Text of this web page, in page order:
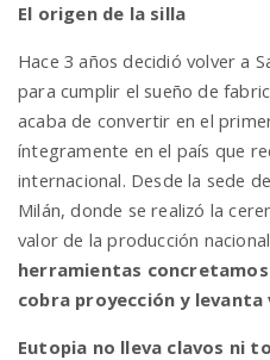
El origen de la silla
Hace 3 años decidió volver a
para cumplir el sueño de
acaba de convertir en el
íntegramente en el país que
internacional. Desde la sede
Milán, donde se realizó la
valor de la producción
herramientas
cobra proyección y levanta
Eutopia no lleva clavos ni